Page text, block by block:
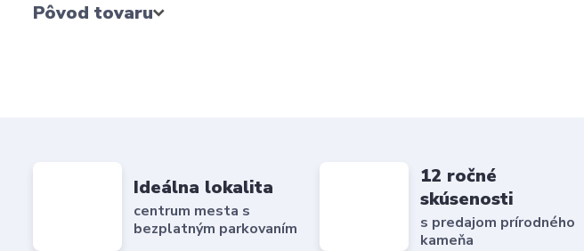
Pôvod tovaru
Ideálna lokalita
centrum mesta s
bezplatným parkovaním
12 ročné
skúsenosti
s predajom prírodného
kameňa